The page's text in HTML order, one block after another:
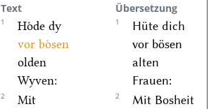
Text Übersetzung
1
Hoͤde dy
vor boͤsen
olden
Wyven:
1
Hüte dich
vor bösen
alten
Frauen:
2
Mit
2
Mit Bosheit